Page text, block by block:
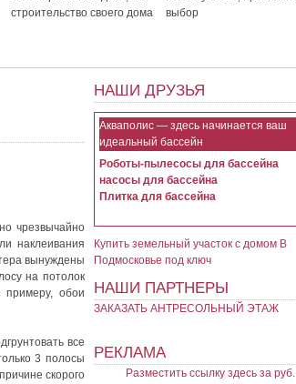
строительство своего
выбор
чрезвычайно
наклеивания
вынуждены
на потолок
обои
все
3 полосы
скорого
НАШИ ДРУЗЬЯ
Акваполис — здесь начинается ваш
идеальный бассейн
Роботы-пылесосы для бассейна
насосы для бассейна
Плитка для бассейна
Купить земельный участок с домом В
Подмосковье под ключ
НАШИ ПАРТНЕРЫ
ЗАКАЗАТЬ АНТРЕСОЛЬНЫЙ ЭТАЖ
РЕКЛАМА
Разместить ссылку здесь за руб.